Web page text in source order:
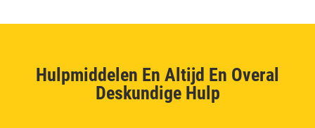
Hulpmiddelen En Altijd En Overal
Deskundige Hulp